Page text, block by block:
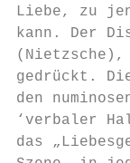
Liebe, zu
kann. Der
gedrückt.
den
‘verbaler
das